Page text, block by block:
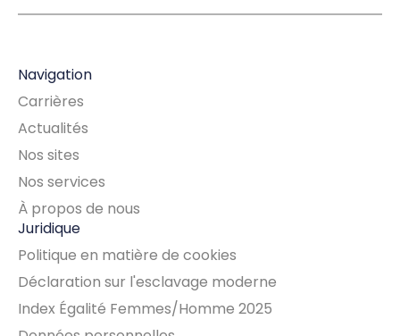
Navigation
Carrières
Actualités
Nos sites
Nos services
À propos de nous
Juridique
Politique en matière de cookies
Déclaration sur l'esclavage moderne
Index Égalité Femmes/Homme 2025